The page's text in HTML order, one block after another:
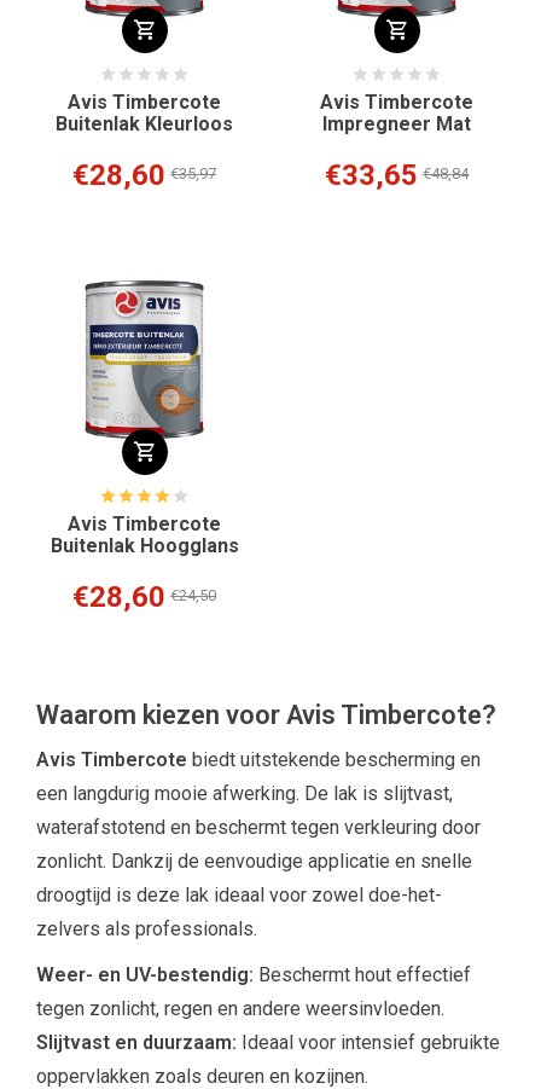
Avis Timbercote
Buitenlak Kleurloos
€28,60 €35,97
Avis Timbercote
Impregneer Mat
€33,65 €48,84
Avis Timbercote
Buitenlak Hoogglans
€28,60 €24,50
Waarom kiezen voor Avis Timbercote?
Avis Timbercote biedt uitstekende bescherming en
een langdurig mooie afwerking. De lak is slijtvast,
waterafstotend en beschermt tegen verkleuring door
zonlicht. Dankzij de eenvoudige applicatie en snelle
droogtijd is deze lak ideaal voor zowel doe-het-
zelvers als professionals.
Weer- en UV-bestendig: Beschermt hout effectief
tegen zonlicht, regen en andere weersinvloeden.
Slijtvast en duurzaam: Ideaal voor intensief gebruikte
oppervlakken zoals deuren en kozijnen.